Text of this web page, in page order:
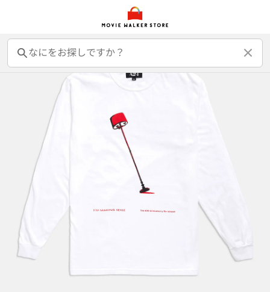
前売オンライン券 前売カード券 グッズ